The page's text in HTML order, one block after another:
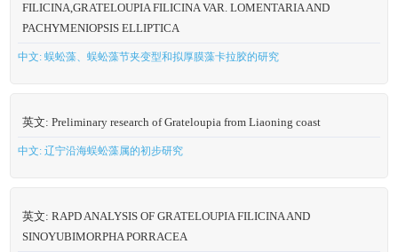
FILICINA,GRATELOUPIA FILICINA VAR. LOMENTARIA AND
PACHYMENIOPSIS ELLIPTICA
中文: 蜈蚣藻、蜈蚣藻节夹变型和拟厚膜藻卡拉胶的研究
英文: Preliminary research of Grateloupia from Liaoning coast
中文: 辽宁沿海蜈蚣藻属的初步研究
英文: RAPD ANALYSIS OF GRATELOUPIA FILICINA AND
SINOYUBIMORPHA PORRACEA